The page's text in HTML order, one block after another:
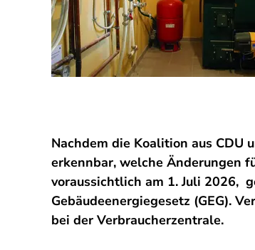
Nachdem die Koalition aus CDU
erkennbar, welche Änderungen
voraussichtlich am 1. Juli 2026,
Gebäudeenergiegesetz (GEG).
bei der Verbraucherzentrale.